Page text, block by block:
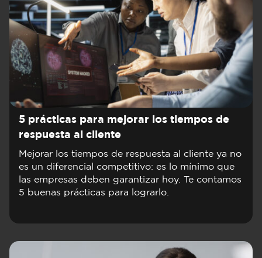
5 prácticas para mejorar los tiempos de
respuesta al cliente
Mejorar los tiempos de respuesta al cliente ya no
es un diferencial competitivo: es lo mínimo que
las empresas deben garantizar hoy. Te contamos
5 buenas prácticas para lograrlo.